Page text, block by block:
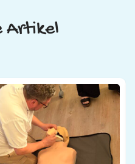
Artikel